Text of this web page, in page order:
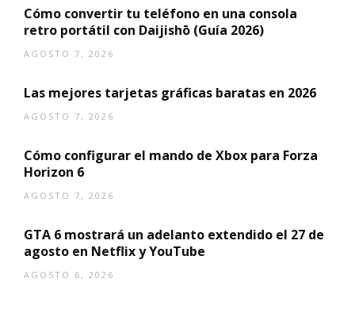
Cómo convertir tu teléfono en una consola
retro portátil con Daijishō (Guía 2026)
AGOSTO 7, 2026
Las mejores tarjetas gráficas baratas en 2026
AGOSTO 7, 2026
Cómo configurar el mando de Xbox para Forza
Horizon 6
AGOSTO 7, 2026
GTA 6 mostrará un adelanto extendido el 27 de
agosto en Netflix y YouTube
AGOSTO 6, 2026